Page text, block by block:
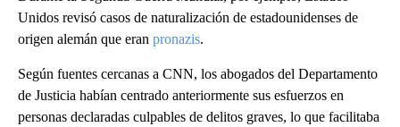
Unidos revisó casos de naturalización de estadounidenses de
origen alemán que eran pronazis.
Según fuentes cercanas a CNN, los abogados del Departamento
de Justicia habían centrado anteriormente sus esfuerzos en
personas declaradas culpables de delitos graves, lo que facilitaba